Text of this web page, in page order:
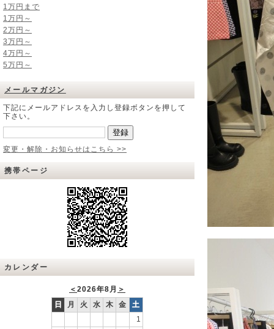
1万円まで
1万円～
2万円～
3万円～
4万円～
5万円～
メールマガジン
下記にメールアドレスを入力し登録ボタンを押して
下さい。
変更・解除・お知らせはこちら >>
携帯ページ
カレンダー
＜ 2026年8月 ＞
日
月 火 水 木 金
土
1